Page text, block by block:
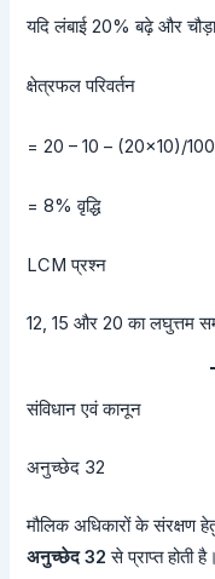
यदि लंबाई 20% बढ़े और
क्षेत्रफल परिवर्तन
= 20 – 10 – (20×10)/100
= 8% वृद्धि
LCM प्रश्न
12, 15 और 20 का लघुत्तम
संविधान एवं कानून
अनुच्छेद 32
मौलिक अधिकारों के संरक्षण
अनुच्छेद 32 से प्राप्त होती है।